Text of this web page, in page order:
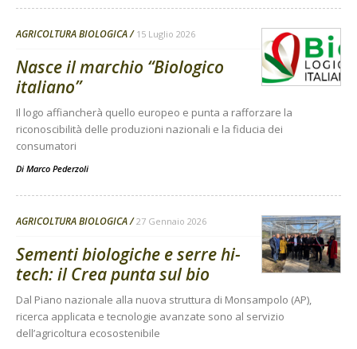
AGRICOLTURA BIOLOGICA 15 Luglio 2026
Nasce il marchio “Biologico
italiano”
Il logo affiancherà quello europeo e punta a rafforzare la
riconoscibilità delle produzioni nazionali e la fiducia dei
consumatori
Di Marco Pederzoli
AGRICOLTURA BIOLOGICA 27 Gennaio 2026
Sementi biologiche e serre hi-
tech: il Crea punta sul bio
Dal Piano nazionale alla nuova struttura di Monsampolo (AP),
ricerca applicata e tecnologie avanzate sono al servizio
dell’agricoltura ecosostenibile